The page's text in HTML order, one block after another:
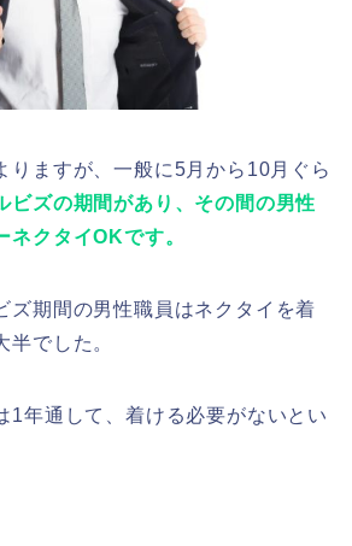
りますが、一般に5月から10月ぐら
ビズの期間があり、その間の男性
ネクタイOKです。
ズ期間の男性職員はネクタイを着
半でした。
1年通して、着ける必要がないとい